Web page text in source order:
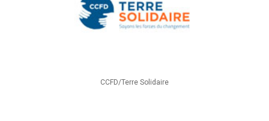
CCFD/Terre Solidaire